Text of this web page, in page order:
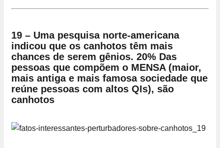
19 – Uma pesquisa norte-americana
indicou que os canhotos têm mais
chances de serem gênios. 20% Das
pessoas que compõem o MENSA (maior,
mais antiga e mais famosa sociedade que
reúne pessoas com altos QIs), são
canhotos